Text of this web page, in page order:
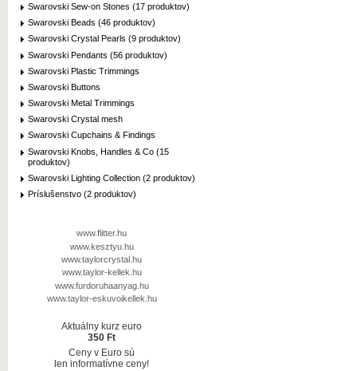
Swarovski Sew-on Stones (17 produktov)
Swarovski Beads (46 produktov)
Swarovski Crystal Pearls (9 produktov)
Swarovski Pendants (56 produktov)
Swarovski Plastic Trimmings
Swarovski Buttons
Swarovski Metal Trimmings
Swarovski Crystal mesh
Swarovski Cupchains & Findings
Swarovski Knobs, Handles & Co (15
produktov)
Swarovski Lighting Collection (2 produktov)
Príslušenstvo (2 produktov)
www.flitter.hu
www.kesztyu.hu
www.taylorcrystal.hu
www.taylor-kellek.hu
www.furdoruhaanyag.hu
www.taylor-eskuvoikellek.hu
Aktuálny kurz euro
350 Ft
Ceny v Euro sú
len informatívne ceny!